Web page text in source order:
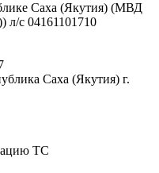
Саха (Якутия) (МВД
л/с 04161101710
Саха (Якутия) г.
ТС